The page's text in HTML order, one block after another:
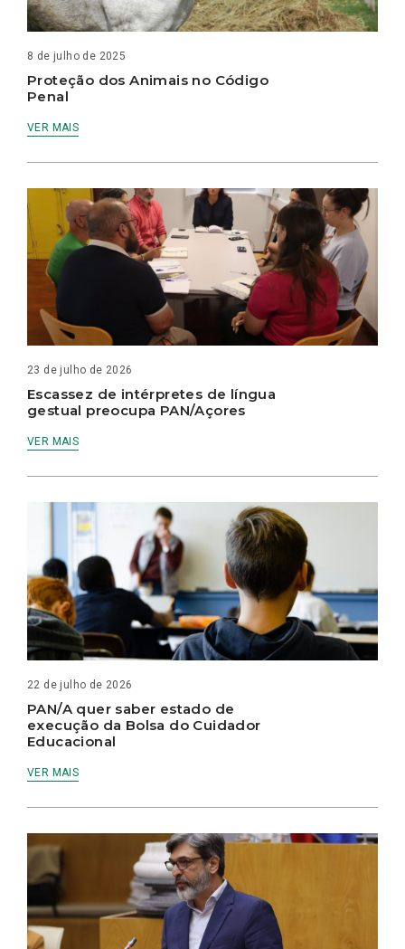
8 de julho de 2025
Proteção dos Animais no Código
Penal
VER MAIS
23 de julho de 2026
Escassez de intérpretes de língua
gestual preocupa PAN/Açores
VER MAIS
22 de julho de 2026
PAN/A quer saber estado de
execução da Bolsa do Cuidador
Educacional
VER MAIS